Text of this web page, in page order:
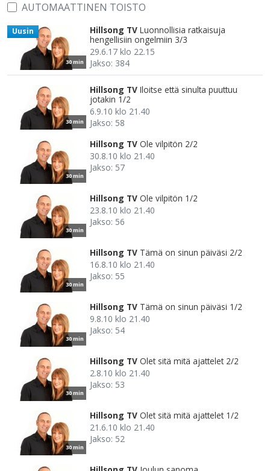
AUTOMAATTINEN TOISTO
30 min
Uusin Hillsong TV Luonnollisia ratkaisuja
hengellisiin ongelmiin 3/3
29.6.17 klo 22.15
Jakso: 384
30 min
Hillsong TV Iloitse että sinulta puuttuu
jotakin 1/2
6.9.10 klo 21.40
Jakso: 58
30 min
Hillsong TV Ole vilpitön 2/2
30.8.10 klo 21.40
Jakso: 57
30 min
Hillsong TV Ole vilpitön 1/2
23.8.10 klo 21.40
Jakso: 56
30 min
Hillsong TV Tämä on sinun päiväsi 2/2
16.8.10 klo 21.40
Jakso: 55
30 min
Hillsong TV Tämä on sinun päiväsi 1/2
9.8.10 klo 21.40
Jakso: 54
30 min
Hillsong TV Olet sitä mitä ajattelet 2/2
2.8.10 klo 21.40
Jakso: 53
30 min
Hillsong TV Olet sitä mitä ajattelet 1/2
21.6.10 klo 21.40
Jakso: 52